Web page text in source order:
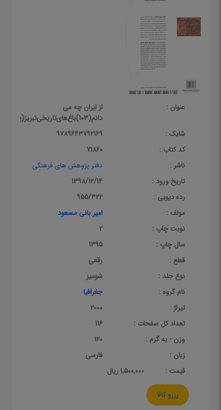
عنوان :
از ایران چه می
دانم(103)باغ‌های‌تاریخی‌تبریز(پژوهش)
شابک :
9789643792169
کد کتاب :
71860
ناشر :
دفتر پژوهش های فرهنگی
تاریخ ورود :
1398/12/14
رده دیویی :
955/322
مولف :
امیر بانی مسعود
نوبت چاپ :
2
سال چاپ :
1395
قطع :
رقعی
نوع جلد :
شومیز
نام گروه :
جغرافیا
تیراژ :
2000
تعداد کل صفحات :
116
وزن - به گرم :
120
زبان :
فارسی
قيمت :
1,500,000 ریال
رزرو کالا